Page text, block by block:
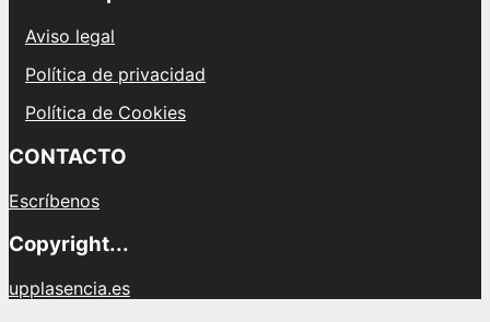
Aviso legal
Política de privacidad
Política de Cookies
CONTACTO
Escríbenos
Copyright...
upplasencia.es